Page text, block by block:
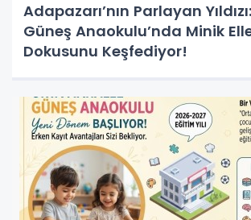
Adapazarı’nın Parlayan
Güneş Anaokulu’nda Minik
Dokusunu Keşfediyor!